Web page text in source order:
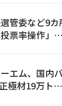
管委など9カ
票率操作」の
エム、国内
極材19万トン